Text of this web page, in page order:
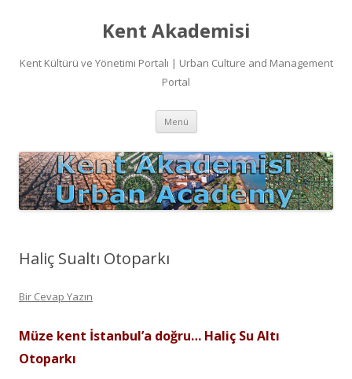
Kent Akademisi
Kent Kültürü ve Yönetimi Portalı | Urban Culture and Management
Portal
Menü İçeriğe
Haliç Sualtı Otoparkı
Bir Cevap Yazın
Müze kent İstanbul’a doğru… Haliç Su Altı
Otoparkı